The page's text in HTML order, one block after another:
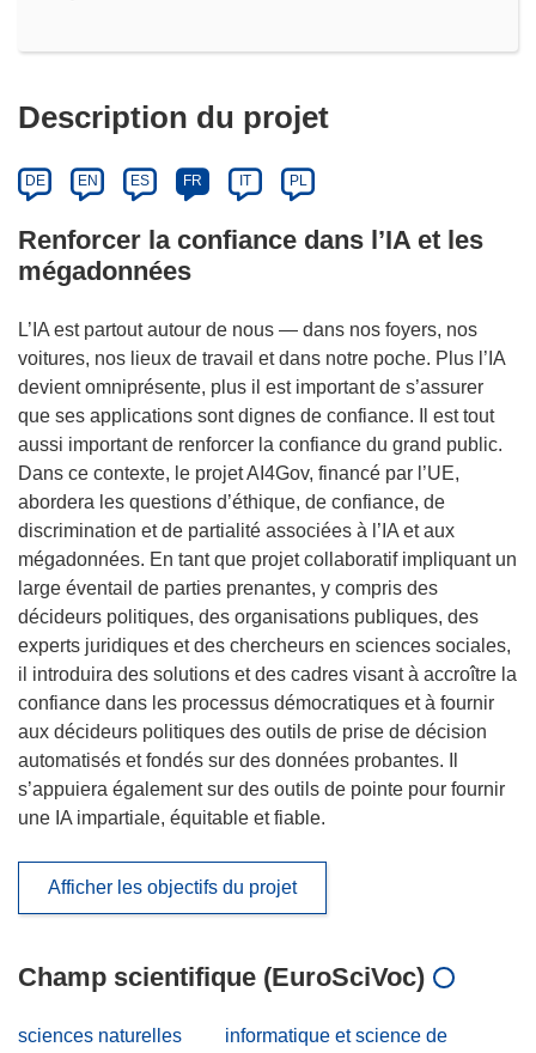
Description du projet
DE EN ES FR IT PL
Renforcer la confiance dans l’IA et les
mégadonnées
L’IA est partout autour de nous — dans nos foyers, nos
voitures, nos lieux de travail et dans notre poche. Plus l’IA
devient omniprésente, plus il est important de s’assurer
que ses applications sont dignes de confiance. Il est tout
aussi important de renforcer la confiance du grand public.
Dans ce contexte, le projet AI4Gov, financé par l’UE,
abordera les questions d’éthique, de confiance, de
discrimination et de partialité associées à l’IA et aux
mégadonnées. En tant que projet collaboratif impliquant un
large éventail de parties prenantes, y compris des
décideurs politiques, des organisations publiques, des
experts juridiques et des chercheurs en sciences sociales,
il introduira des solutions et des cadres visant à accroître la
confiance dans les processus démocratiques et à fournir
aux décideurs politiques des outils de prise de décision
automatisés et fondés sur des données probantes. Il
s’appuiera également sur des outils de pointe pour fournir
une IA impartiale, équitable et fiable.
Afficher les objectifs du projet
Champ scientifique (EuroSciVoc)
sciences naturelles
informatique et science de